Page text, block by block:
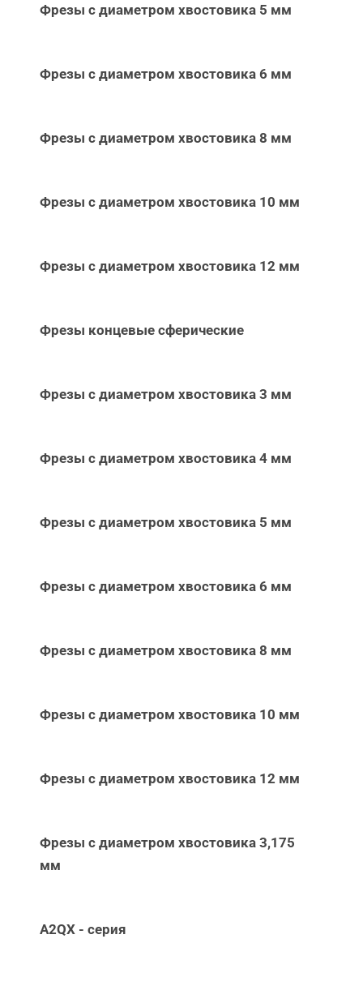
Фрезы с диаметром хвостовика 5 мм
Фрезы с диаметром хвостовика 6 мм
Фрезы с диаметром хвостовика 8 мм
Фрезы с диаметром хвостовика 10 мм
Фрезы с диаметром хвостовика 12 мм
Фрезы концевые сферические
Фрезы с диаметром хвостовика 3 мм
Фрезы с диаметром хвостовика 4 мм
Фрезы с диаметром хвостовика 5 мм
Фрезы с диаметром хвостовика 6 мм
Фрезы с диаметром хвостовика 8 мм
Фрезы с диаметром хвостовика 10 мм
Фрезы с диаметром хвостовика 12 мм
Фрезы с диаметром хвостовика 3,175
мм
A2QX - серия